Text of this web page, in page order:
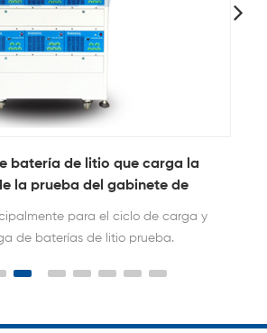
batería de litio que carga la
la prueba del gabinete de
del ciclo de descarga
para el ciclo de carga y
de baterías de litio prueba.